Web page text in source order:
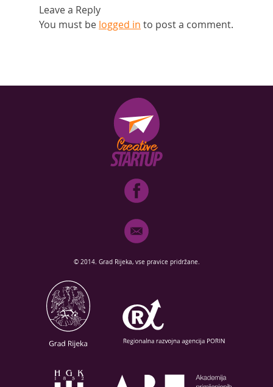
Leave a Reply
You must be logged in to post a comment.
© 2014. Grad Rijeka, vse pravice pridržane.